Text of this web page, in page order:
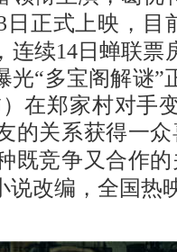
日正式上映，目
连续14日蝉联票
光“多宝阁解谜”
在郑家村对手
的关系获得一
既竞争又合作
说改编，全国热